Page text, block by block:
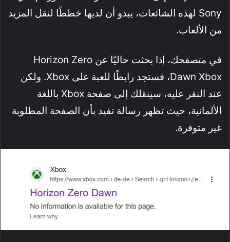
Sony لهذه الشائعات، يبدو أن لديها خططًا لنقل المزيد
من الألعاب.
في متصفحك، إذا بحثت حاليًا عن Horizon Zero
Dawn Xbox، فستجد رابطًا للعبة على Xbox. ولكن
عند النقر عليه، سينقلك إلى صفحة Xbox باللغة
الألمانية، حيث تظهر رسالة تفيد بأن الصفحة المطلوبة
غير متوفرة.